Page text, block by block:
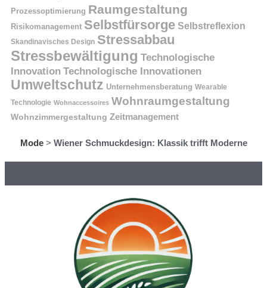
Prozessoptimierung Raumgestaltung
Risikomanagement Selbstfürsorge Selbstreflexion
Skandinavisches Design Stressabbau
Stressbewältigung Technologische
Innovation Technologische Innovationen
Umweltschutz Unternehmensberatung Wearable
Technologie Wohnaccessoires Wohnraumgestaltung
Wohnzimmergestaltung Zeitmanagement
Mode> Wiener Schmuckdesign: Klassik trifft Moderne